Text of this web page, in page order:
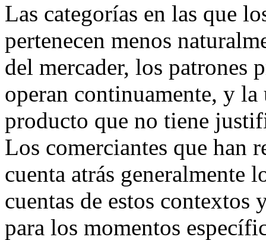
Las categorías en las que
pertenecen menos
del mercader, los patrones
operan continuamente, y
producto que no tiene
Los comerciantes que han
cuenta atrás generalmente
cuentas de estos
para los momentos